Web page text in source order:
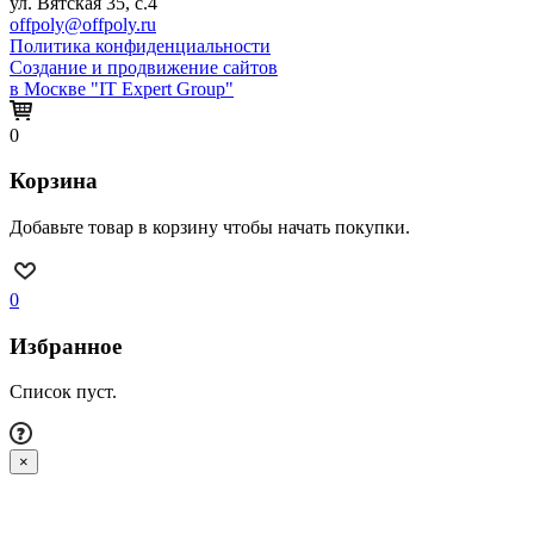
offpoly@offpoly.ru
Политика конфиденциальности
Создание и продвижение сайтов
в Москве "IT Expert Group"
0
Корзина
Добавьте товар в корзину чтобы начать покупки.
0
Избранное
Список пуст.
×